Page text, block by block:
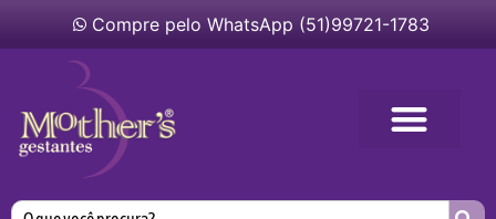
conteúdo Compre pelo WhatsApp (51)99721-1783